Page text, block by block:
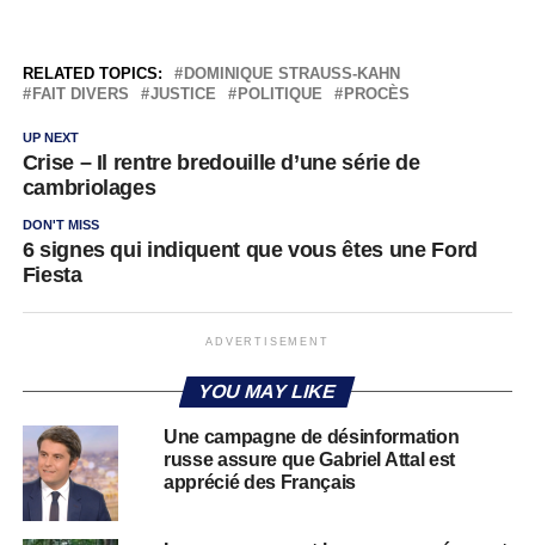
RELATED TOPICS:
DOMINIQUE STRAUSS-KAHN
FAIT DIVERS
JUSTICE POLITIQUE PROCÈS
UP NEXT
Crise – Il rentre bredouille d’une série de
cambriolages
DON'T MISS
6 signes qui indiquent que vous êtes une Ford
Fiesta
ADVERTISEMENT
YOU MAY LIKE
Une campagne de désinformation
russe assure que Gabriel Attal est
apprécié des Français